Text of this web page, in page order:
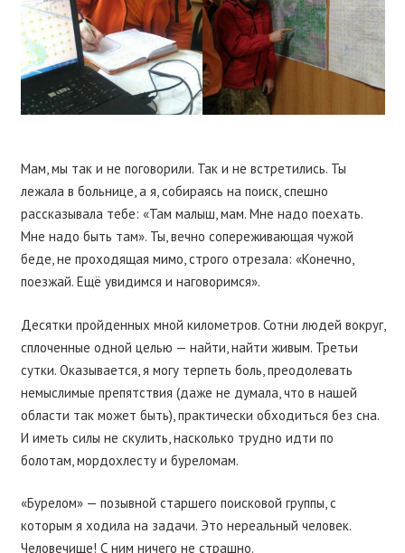
Мам, мы так и не поговорили. Так и не встретились. Ты
лежала в больнице, а я, собираясь на поиск, спешно
рассказывала тебе: «Там малыш, мам. Мне надо поехать.
Мне надо быть там». Ты, вечно сопереживающая чужой
беде, не проходящая мимо, строго отрезала: «Конечно,
поезжай. Ещё увидимся и наговоримся».
Десятки пройденных мной километров. Сотни людей вокруг,
сплоченные одной целью — найти, найти живым. Третьи
сутки. Оказывается, я могу терпеть боль, преодолевать
немыслимые препятствия (даже не думала, что в нашей
области так может быть), практически обходиться без сна.
И иметь силы не скулить, насколько трудно идти по
болотам, мордохлесту и буреломам.
«Бурелом» — позывной старшего поисковой группы, с
которым я ходила на задачи. Это нереальный человек.
Человечище! С ним ничего не страшно.